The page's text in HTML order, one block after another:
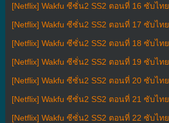
[Netflix] Wakfu ซีซั่น2 SS2 ตอนที่ 16 ซับไทย
[Netflix] Wakfu ซีซั่น2 SS2 ตอนที่ 17 ซับไทย
[Netflix] Wakfu ซีซั่น2 SS2 ตอนที่ 18 ซับไทย
[Netflix] Wakfu ซีซั่น2 SS2 ตอนที่ 19 ซับไทย
[Netflix] Wakfu ซีซั่น2 SS2 ตอนที่ 20 ซับไทย
[Netflix] Wakfu ซีซั่น2 SS2 ตอนที่ 21 ซับไทย
[Netflix] Wakfu ซีซั่น2 SS2 ตอนที่ 22 ซับไทย